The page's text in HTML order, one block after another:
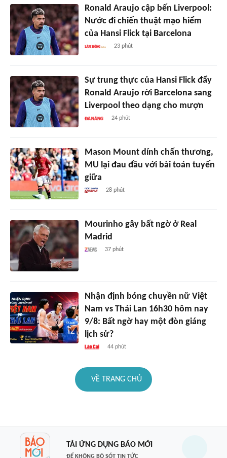
Ronald Araujo cập bến Liverpool:
Nước đi chiến thuật mạo hiểm
của Hansi Flick tại Barcelona
23 phút
Sự trung thực của Hansi Flick đẩy
Ronald Araujo rời Barcelona sang
Liverpool theo dạng cho mượn
24 phút
Mason Mount dính chấn thương,
MU lại đau đầu với bài toán tuyến
giữa
28 phút
Mourinho gây bất ngờ ở Real
Madrid
37 phút
Nhận định bóng chuyền nữ Việt
Nam vs Thái Lan 16h30 hôm nay
9/8: Bất ngờ hay một đòn giáng
lịch sử?
44 phút
VỀ TRANG CHỦ
TẢI ỨNG DỤNG BÁO MỚI
ĐỂ KHÔNG BỎ SÓT TIN TỨC